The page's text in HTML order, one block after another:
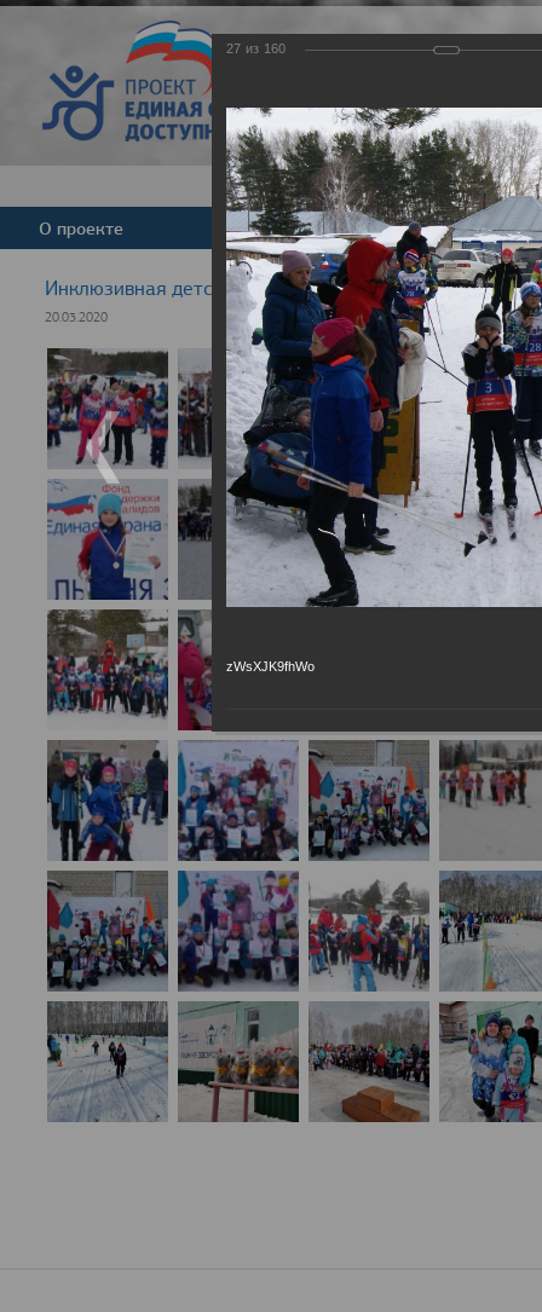
Версия для
О проекте Команда Новости
Инклюзивная детская гонка "Лыжня здоровья" 2020
20.03.2020
27 из 160
zWsXJK9fhWo